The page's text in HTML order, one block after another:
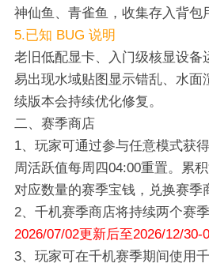
神仙鱼、青雀鱼，收集存入背包
5.已知 BUG 说明
老旧低配显卡、入门级核显设备
易出现水域贴图显示错乱、水面
续版本会持续优化修复。
二、赛季商店
1、玩家可通过参与任意模式获
周活跃值每周四04:00重置。累
对应数量的赛季宝钱，兑换赛季
2、千机赛季商店将持续两个赛
2026/07/02更新后至2026/12/30-
3、玩家可在千机赛季期间使用